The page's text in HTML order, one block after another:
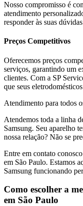
Nosso compromisso é
atendimento
responder às suas
Preços Competitivos
Oferecemos preços
serviços, garantindo um
clientes. Com a SP
que seus
Atendimento para todos
Atendemos toda a linha
Samsung. Seu aparelho
nossa relação? Não se
Entre em contato
em São Paulo. Estamos
Samsung funcionando
Como escolher a
em São Paulo